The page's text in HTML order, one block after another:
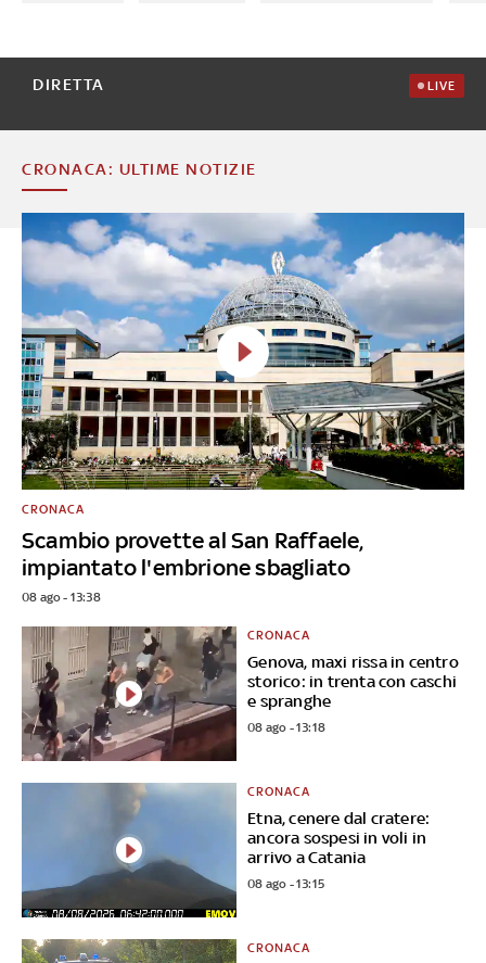
DIRETTA LIVE
CRONACA: ULTIME NOTIZIE
Scambio provette al San Raffaele,
impiantato l'embrione sbagliato
CRONACA
08 ago - 13:38
Genova, maxi rissa in centro
storico: in trenta con caschi
e spranghe
CRONACA
08 ago - 13:18
Etna, cenere dal cratere:
ancora sospesi in voli in
arrivo a Catania
CRONACA
08 ago - 13:15
CRONACA